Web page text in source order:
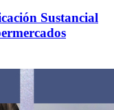
Sustancial